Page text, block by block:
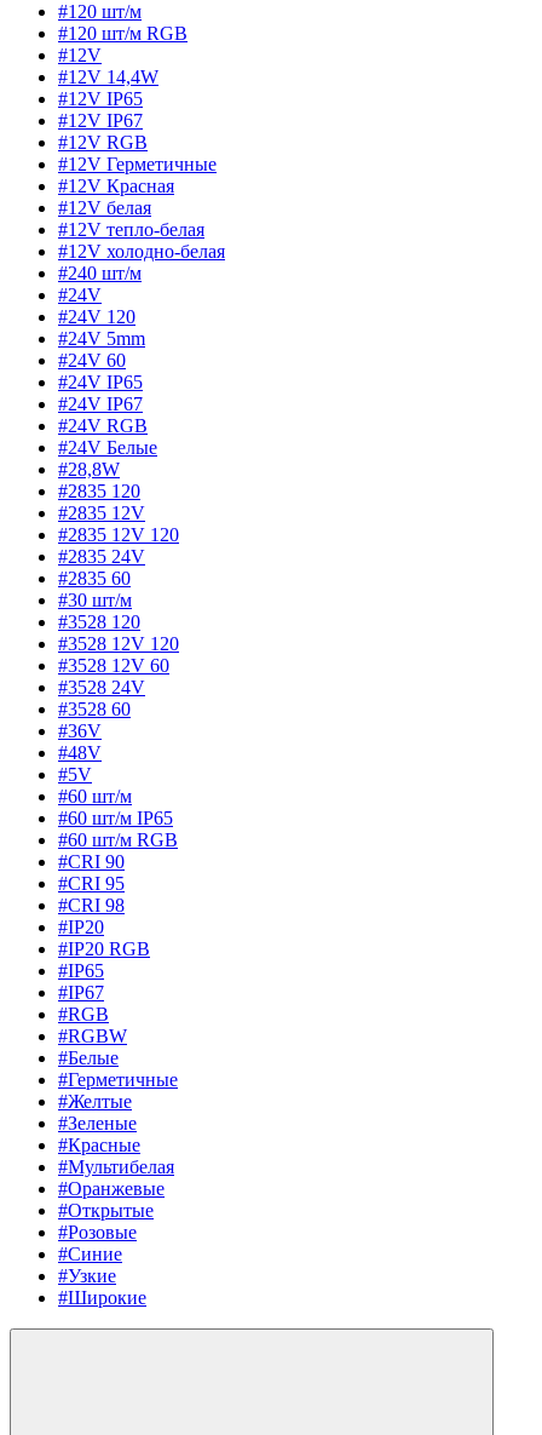
#120 шт/м
#120 шт/м RGB
#12V
#12V 14,4W
#12V IP65
#12V IP67
#12V RGB
#12V Герметичные
#12V Красная
#12V белая
#12V тепло-белая
#12V холодно-белая
#240 шт/м
#24V
#24V 120
#24V 5mm
#24V 60
#24V IP65
#24V IP67
#24V RGB
#24V Белые
#28,8W
#2835 120
#2835 12V
#2835 12V 120
#2835 24V
#2835 60
#30 шт/м
#3528 120
#3528 12V 120
#3528 12V 60
#3528 24V
#3528 60
#36V
#48V
#5V
#60 шт/м
#60 шт/м IP65
#60 шт/м RGB
#CRI 90
#CRI 95
#CRI 98
#IP20
#IP20 RGB
#IP65
#IP67
#RGB
#RGBW
#Белые
#Герметичные
#Желтые
#Зеленые
#Красные
#Мультибелая
#Оранжевые
#Открытые
#Розовые
#Синие
#Узкие
#Широкие